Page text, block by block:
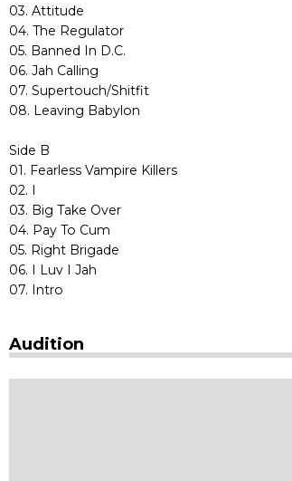
03. Attitude
04. The Regulator
05. Banned In D.C.
06. Jah Calling
07. Supertouch/Shitfit
08. Leaving Babylon
Side B
01. Fearless Vampire Killers
02. I
03. Big Take Over
04. Pay To Cum
05. Right Brigade
06. I Luv I Jah
07. Intro
Audition